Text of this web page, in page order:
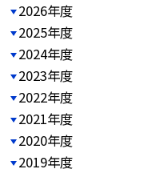
2026年度
2025年度
2024年度
2023年度
2022年度
2021年度
2020年度
2019年度